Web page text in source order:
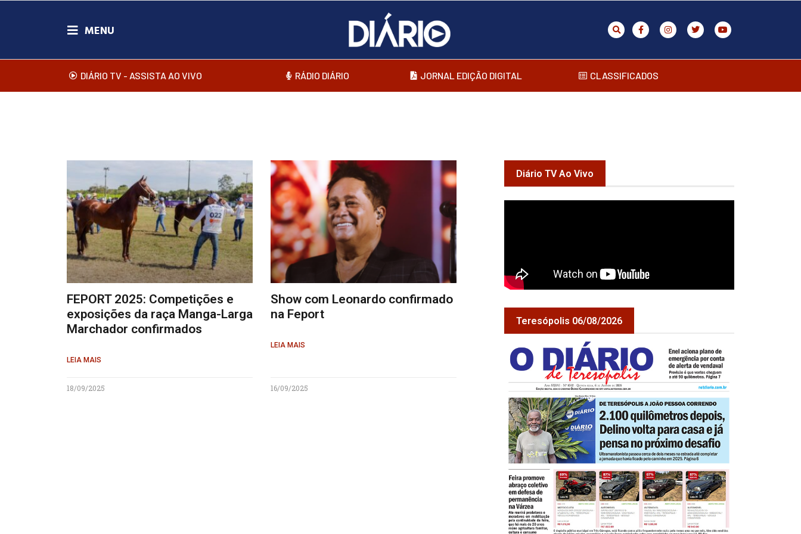
DIÁRIO TV - ASSISTA AO VIVO RÁDIO DIÁRIO JORNAL EDIÇÃO DIGITAL CLASSIFICADOS
FEPORT 2025: Competições e
exposições da raça Manga-Larga
Marchador confirmados
LEIA MAIS
18/09/2025
Show com Leonardo confirmado
na Feport
LEIA MAIS
16/09/2025
Diário TV Ao Vivo
Teresópolis 06/08/2026